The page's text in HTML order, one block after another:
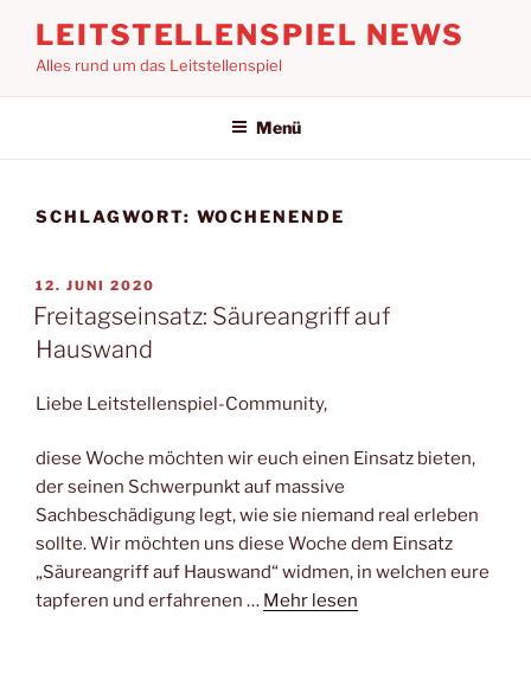
Inhalt
springen
LEITSTELLENSPIEL NEWS
Alles rund um das Leitstellenspiel
Menü
SCHLAGWORT: WOCHENENDE
VERÖFFENTLICHT
AM
12. JUNI 2020
Freitagseinsatz: Säureangriff auf
Hauswand
Liebe Leitstellenspiel-Community,
diese Woche möchten wir euch einen Einsatz bieten,
der seinen Schwerpunkt auf massive
Sachbeschädigung legt, wie sie niemand real erleben
sollte. Wir möchten uns diese Woche dem Einsatz
„Säureangriff auf Hauswand“ widmen, in welchen eure
tapferen und erfahrenen … Mehr lesen